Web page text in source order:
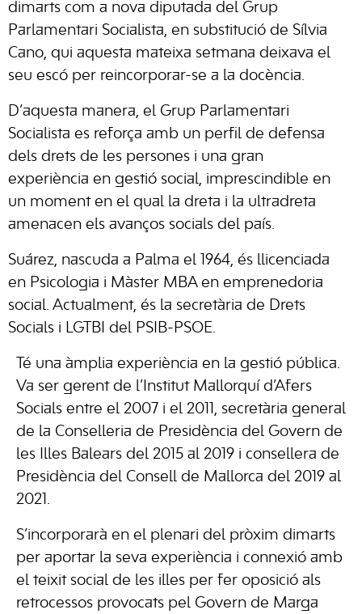
dimarts com a nova diputada del Grup
Parlamentari Socialista, en substitució de Sílvia
Cano, qui aquesta mateixa setmana deixava el
seu escó per reincorporar-se a la docència.
D’aquesta manera, el Grup Parlamentari
Socialista es reforça amb un perfil de defensa
dels drets de les persones i una gran
experiència en gestió social, imprescindible en
un moment en el qual la dreta i la ultradreta
amenacen els avanços socials del país.
Suárez, nascuda a Palma el 1964, és llicenciada
en Psicologia i Màster MBA en emprenedoria
social. Actualment, és la secretària de Drets
Socials i LGTBI del PSIB-PSOE.
Té una àmplia experiència en la gestió pública.
Va ser gerent de l’Institut Mallorquí d’Afers
Socials entre el 2007 i el 2011, secretària general
de la Conselleria de Presidència del Govern de
les Illes Balears del 2015 al 2019 i consellera de
Presidència del Consell de Mallorca del 2019 al
2021.
S’incorporarà en el plenari del pròxim dimarts
per aportar la seva experiència i connexió amb
el teixit social de les illes per fer oposició als
retrocessos provocats pel Govern de Marga